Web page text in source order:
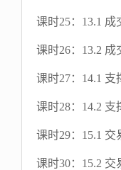
课时25：13.1
课时26：13.2
课时27：14.1
课时28：14.2
课时29：15.1
课时30：15.2